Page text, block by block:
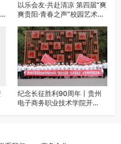
以乐会友·共赴清凉 第四届“爽
爽贵阳·青春之声”校园艺术交
纪念长征胜利90周年丨贵州
电子商务职业技术学院开